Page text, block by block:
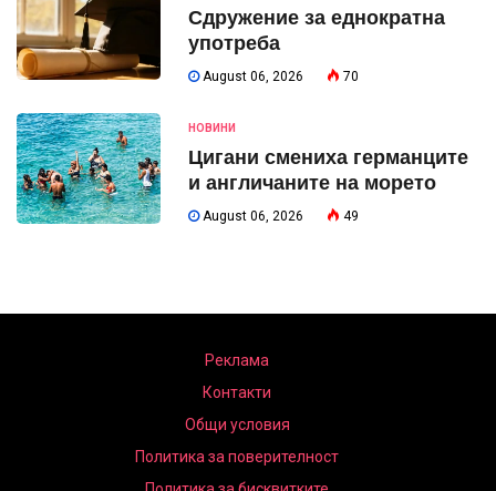
Сдружение за еднократна
употреба
August 06, 2026 70
НОВИНИ
Цигани смениха германците
и англичаните на морето
August 06, 2026 49
Реклама
Контакти
Общи условия
Политика за поверителност